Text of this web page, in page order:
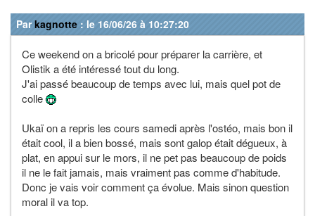
Parkagnotte : le 16/06/26 à 10:27:20
Ce weekend on a bricolé pour préparer la carrière, et
Olistik a été intéressé tout du long.
J'ai passé beaucoup de temps avec lui, mais quel pot de
colle
Ukaï on a repris les cours samedi après l'ostéo, mais bon il
était cool, il a bien bossé, mais sont galop était dégueux, à
plat, en appui sur le mors, il ne pet pas beaucoup de poids
il ne le fait jamais, mais vraiment pas comme d'habitude.
Donc je vais voir comment ça évolue. Mais sinon question
moral il va top.